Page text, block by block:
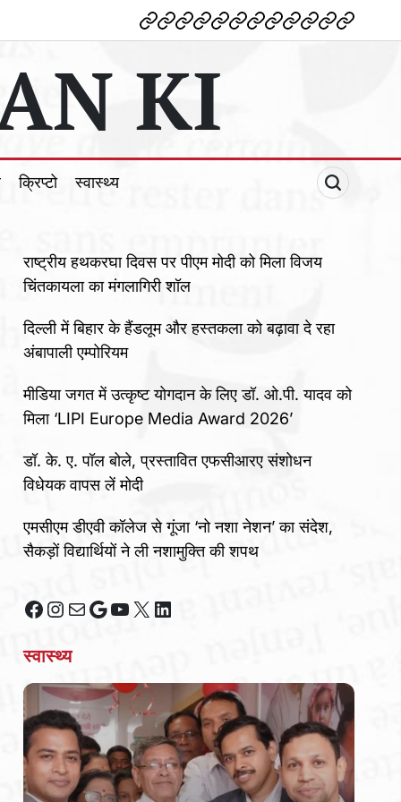
देश विदेशपोलटिकल
मनोरंजन
शिक्षाटेक्नोलॉजी
व्यापारक्राइम
धर्म खेलक्रिप्टोस्वास्थ्य
KI
क्रिप्टो स्वास्थ्य
राष्ट्रीय हथकरघा दिवस पर पीएम मोदी को मिला विजय
चिंतकायला का मंगलागिरी शॉल
दिल्ली में बिहार के हैंडलूम और हस्तकला को बढ़ावा दे रहा
अंबापाली एम्पोरियम
मीडिया जगत में उत्कृष्ट योगदान के लिए डॉ. ओ.पी. यादव को
मिला ‘LIPI Europe Media Award 2026’
डॉ. के. ए. पॉल बोले, प्रस्तावित एफसीआरए संशोधन
विधेयक वापस लें मोदी
एमसीएम डीएवी कॉलेज से गूंजा ‘नो नशा नेशन’ का संदेश,
सैकड़ों विद्यार्थियों ने ली नशामुक्ति की शपथ
Facebook
Instagram
MailGoogle
YouTube
X LinkedIn
स्वास्थ्य